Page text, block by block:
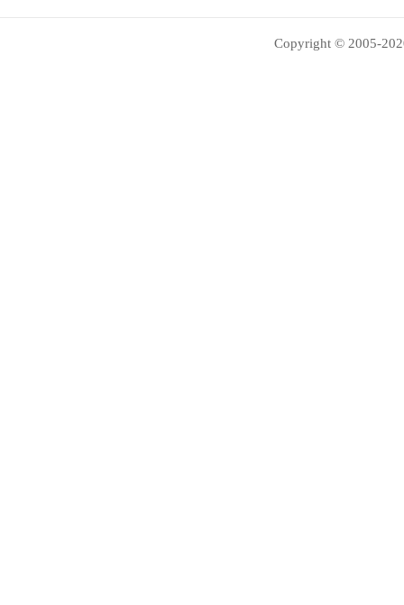
Copyright © 2005-